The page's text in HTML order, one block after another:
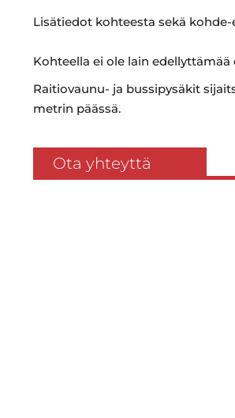
Lisätiedot kohteesta sekä
Kohteella ei ole lain
Raitiovaunu- ja bussipysäkit
metrin päässä.
Ota yhteyttä